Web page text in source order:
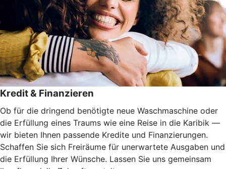
Kredit & Finanzieren
Ob für die dringend benötigte neue Waschmaschine oder
die Erfüllung eines Traums wie eine Reise in die Karibik —
wir bieten Ihnen passende Kredite und Finanzierungen.
Schaffen Sie sich Freiräume für unerwartete Ausgaben und
die Erfüllung Ihrer Wünsche. Lassen Sie uns gemeinsam